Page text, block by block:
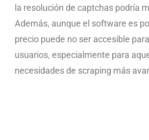
la resolución de captchas podría
Además, aunque el software es
precio puede no ser accesible
usuarios, especialmente para
necesidades de scraping más